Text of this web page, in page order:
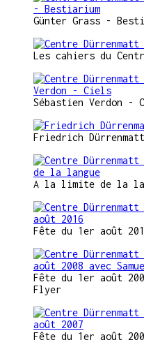
Günter Grass -
Les cahiers du
Sébastien Verdon
Friedrich
A la limite de la
Fête du 1er août
Fête du 1er août
Flyer
Fête du 1er août